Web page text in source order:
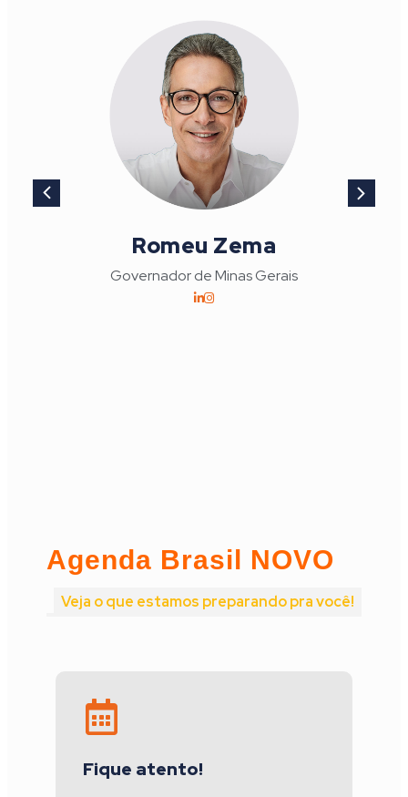
Romeu Zema
Governador de Minas Gerais
Agenda Brasil NOVO
Veja o que estamos preparando pra você!
Fique atento!